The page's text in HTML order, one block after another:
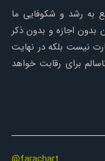
به رشد و شکوفایی ما
بدون اجازه و بدون ذکر
نیست بلکه در نهایت
برای رقابت خواهد